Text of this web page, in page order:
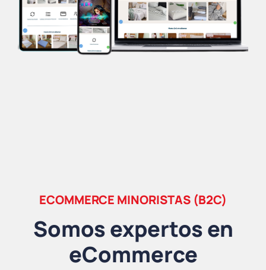
ECOMMERCE MINORISTAS (B2C)
Somos expertos en
eCommerce